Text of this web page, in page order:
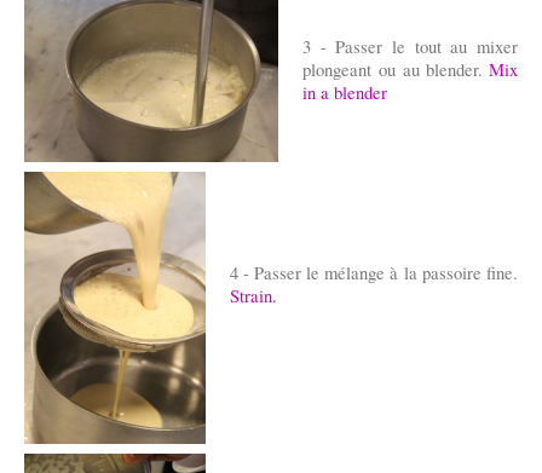
3 - Passer le tout au mixer
plongeant ou au blender. Mix
in a blender
4 - Passer le mélange à la passoire fine.
Strain.